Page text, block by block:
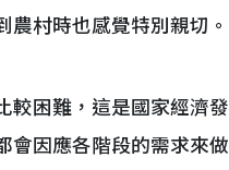
村時也感覺特別親切。
困難，這是國家經濟發
會因應各階段的需求來做